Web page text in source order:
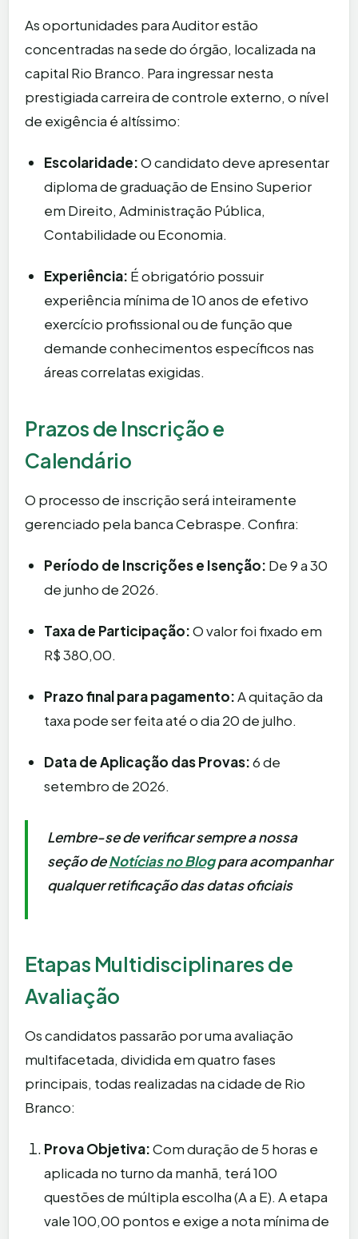
As oportunidades para Auditor estão
concentradas na sede do órgão, localizada na
capital Rio Branco. Para ingressar nesta
prestigiada carreira de controle externo, o nível
de exigência é altíssimo:
Escolaridade:O candidato deve apresentar
diploma de graduação de Ensino Superior
em Direito, Administração Pública,
Contabilidade ou Economia.
Experiência: É obrigatório possuir
experiência mínima de 10 anos de efetivo
exercício profissional ou de função que
demande conhecimentos específicos nas
áreas correlatas exigidas.
Prazos de Inscrição e
Calendário
O processo de inscrição será inteiramente
gerenciado pela banca Cebraspe. Confira:
Período de Inscrições e Isenção: De 9 a 30
de junho de 2026.
Taxa de Participação:O valor foi fixado em
R$ 380,00.
Prazo final para pagamento:A quitação da
taxa pode ser feita até o dia 20 de julho.
Data de Aplicação das Provas:6 de
setembro de 2026.
Lembre-se de verificar sempre a nossa
seção deNotícias no Blogpara acompanhar
qualquer retificação das datas oficiais
Etapas Multidisciplinares de
Avaliação
Os candidatos passarão por uma avaliação
multifacetada, dividida em quatro fases
principais, todas realizadas na cidade de Rio
Branco:
Prova Objetiva:Com duração de 5 horas e
aplicada no turno da manhã, terá 100
questões de múltipla escolha (A a E). A etapa
vale 100,00 pontos e exige a nota mínima de